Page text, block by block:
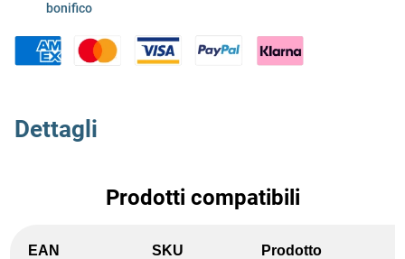
bonifico
Dettagli
Prodotti compatibili
EAN SKU Prodotto